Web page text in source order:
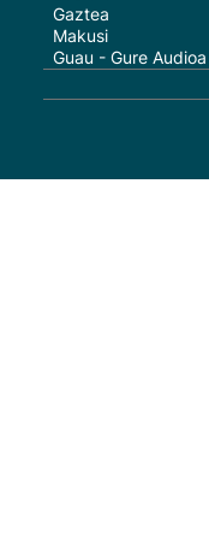
Gaztea
Makusi
Guau - Gure Audioa